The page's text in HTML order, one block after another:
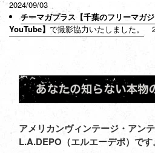
2024/09/03
チーマガプラス【千葉のフリーマガ
YouTube】 で撮影協力いたしました。
アメリカンヴィンテージ・アン
L.A.DEPO（エルエーデポ）です